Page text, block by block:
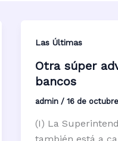
Las Últimas
Otra súper
bancos
admin / 16 de
(I) La